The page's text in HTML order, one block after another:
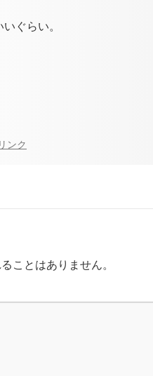
ぐらい。
ンク
ことはありません。